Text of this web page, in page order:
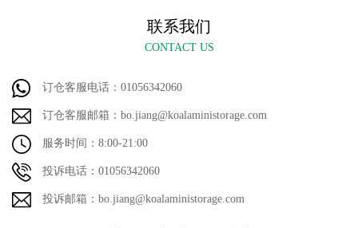
联系我们
CONTACT US
订仓客服电话：01056342060
订仓客服邮箱：bo.jiang@koalaministorage.com
服务时间：8:00-21:00
投诉电话：01056342060
投诉邮箱：bo.jiang@koalaministorage.com